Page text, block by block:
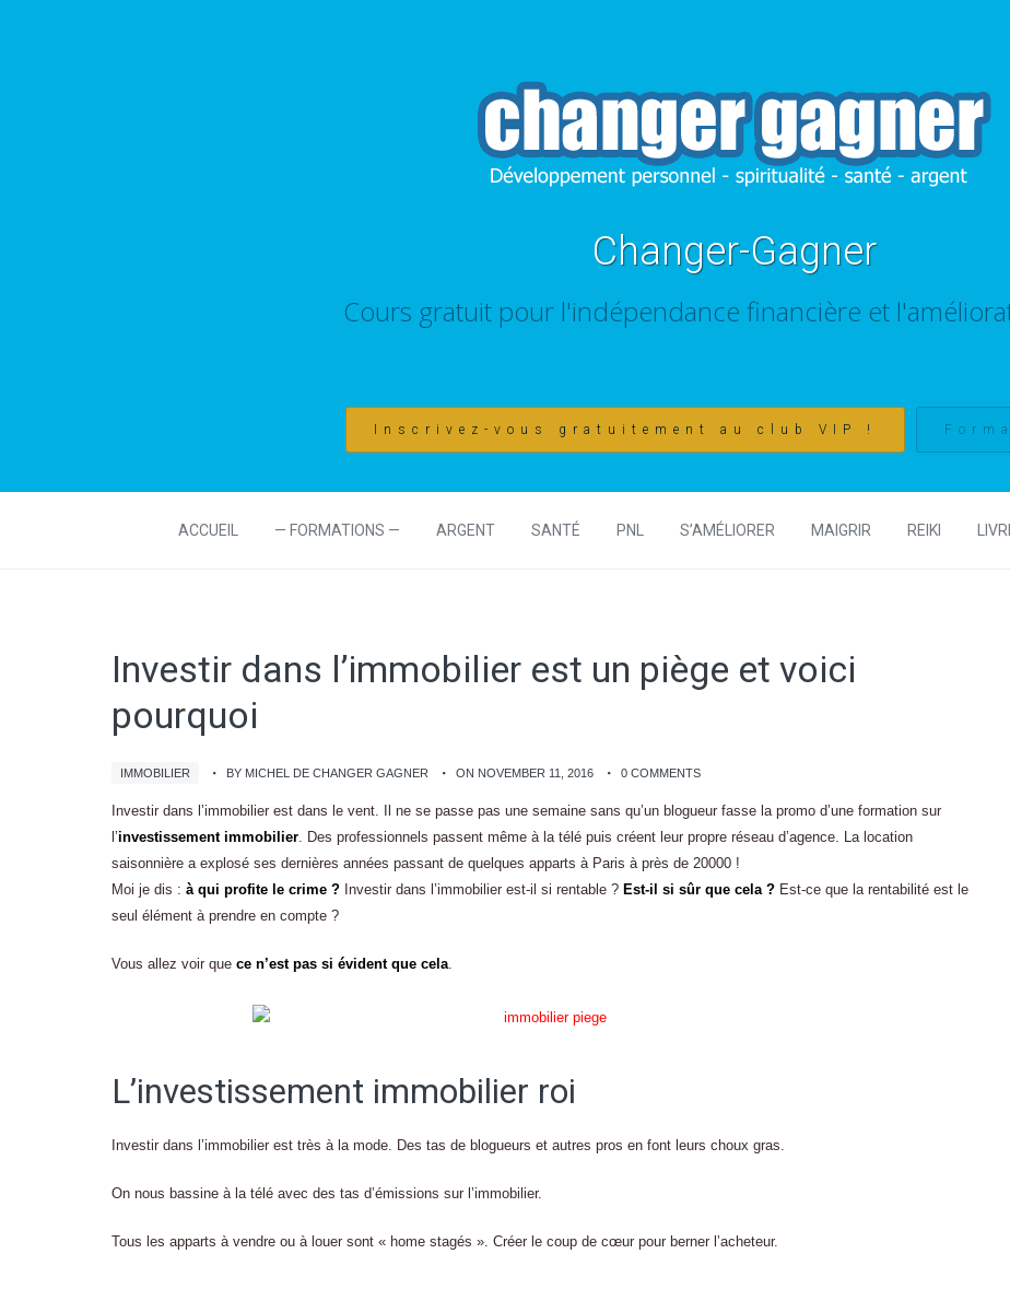
Changer-Gagner
Cours gratuit pour l'indépendance financière et
Inscrivez-vous gratuitement au club VIP !
ACCUEIL — FORMATIONS — ARGENT SANTÉ PNL S’AMÉLIORER MAIGRIR REIKI
Investir dans l’immobilier est un piège et voici
pourquoi
IMMOBILIER BY MICHEL DE CHANGER GAGNER ON NOVEMBER 11, 2016 0 COMMENTS
Investir dans l’immobilier est dans le vent. Il ne se passe pas une semaine sans qu’un blogueur fasse la promo d’une formation sur
l’investissement immobilier. Des professionnels passent même à la télé puis créent leur propre réseau d’agence. La location
saisonnière a explosé ses dernières années passant de quelques apparts à Paris à près de 20000 !
Moi je dis : à qui profite le crime ? Investir dans l’immobilier est-il si rentable ? Est-il si sûr que cela ? Est-ce que la rentabilité est le
seul élément à prendre en compte ?
Vous allez voir que ce n’est pas si évident que cela.
L’investissement immobilier roi
Investir dans l’immobilier est très à la mode. Des tas de blogueurs et autres pros en font leurs choux gras.
On nous bassine à la télé avec des tas d’émissions sur l’immobilier.
Tous les apparts à vendre ou à louer sont « home stagés ». Créer le coup de cœur pour berner l’acheteur.